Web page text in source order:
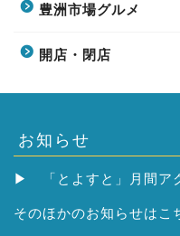
豊洲市場グルメ
開店・閉店
お知らせ
▶ 「とよすと」月間
そのほかのお知らせはこ